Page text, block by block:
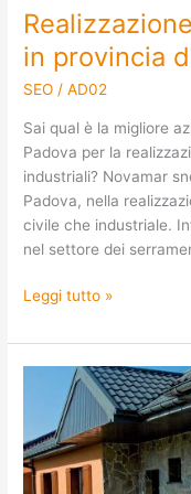
in provincia
SEO /AD02
Sai qual è la migliore
Padova per la
industriali? Novamar
Padova, nella
civile che industriale.
nel settore dei
Leggi tutto »
Costruzione
porte
e
portoni